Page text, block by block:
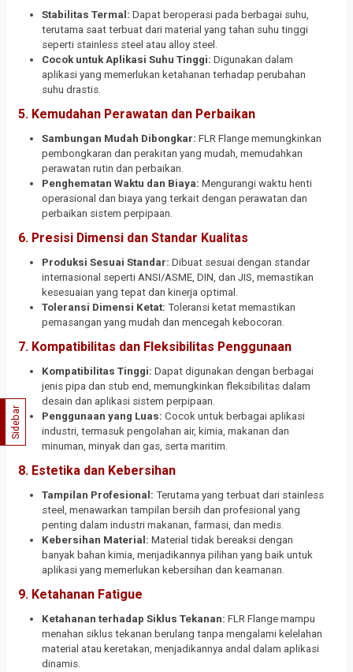
Stabilitas Termal: Dapat beroperasi pada berbagai suhu,
terutama saat terbuat dari material yang tahan suhu tinggi
seperti stainless steel atau alloy steel.
Cocok untuk Aplikasi Suhu Tinggi: Digunakan dalam
aplikasi yang memerlukan ketahanan terhadap perubahan
suhu drastis.
5. Kemudahan Perawatan dan Perbaikan
Sambungan Mudah Dibongkar: FLR Flange memungkinkan
pembongkaran dan perakitan yang mudah, memudahkan
perawatan rutin dan perbaikan.
Penghematan Waktu dan Biaya: Mengurangi waktu henti
operasional dan biaya yang terkait dengan perawatan dan
perbaikan sistem perpipaan.
6. Presisi Dimensi dan Standar Kualitas
Produksi Sesuai Standar: Dibuat sesuai dengan standar
internasional seperti ANSI/ASME, DIN, dan JIS, memastikan
kesesuaian yang tepat dan kinerja optimal.
Toleransi Dimensi Ketat: Toleransi ketat memastikan
pemasangan yang mudah dan mencegah kebocoran.
7. Kompatibilitas dan Fleksibilitas Penggunaan
Kompatibilitas Tinggi: Dapat digunakan dengan berbagai
jenis pipa dan stub end, memungkinkan fleksibilitas dalam
desain dan aplikasi sistem perpipaan.
Penggunaan yang Luas: Cocok untuk berbagai aplikasi
industri, termasuk pengolahan air, kimia, makanan dan
minuman, minyak dan gas, serta maritim.
8. Estetika dan Kebersihan
Tampilan Profesional: Terutama yang terbuat dari stainless
steel, menawarkan tampilan bersih dan profesional yang
penting dalam industri makanan, farmasi, dan medis.
Kebersihan Material: Material tidak bereaksi dengan
banyak bahan kimia, menjadikannya pilihan yang baik untuk
aplikasi yang memerlukan kebersihan dan keamanan.
9. Ketahanan Fatigue
Ketahanan terhadap Siklus Tekanan: FLR Flange mampu
menahan siklus tekanan berulang tanpa mengalami kelelahan
material atau keretakan, menjadikannya andal dalam aplikasi
dinamis.
Sidebar